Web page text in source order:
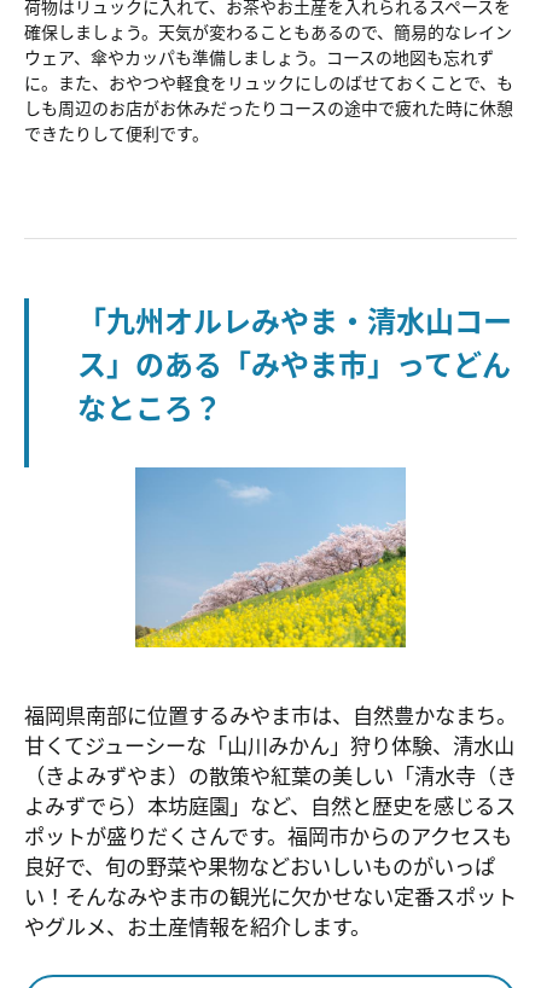
荷物はリュックに入れて、お茶やお土産を入れられるスペースを
確保しましょう。天気が変わることもあるので、簡易的なレイン
ウェア、傘やカッパも準備しましょう。コースの地図も忘れず
に。また、おやつや軽食をリュックにしのばせておくことで、も
しも周辺のお店がお休みだったりコースの途中で疲れた時に休憩
できたりして便利です。
「九州オルレみやま・清水山コー
ス」のある「みやま市」ってどん
なところ？
福岡県南部に位置するみやま市は、自然豊かなまち。
甘くてジューシーな「山川みかん」狩り体験、清水山
（きよみずやま）の散策や紅葉の美しい「清水寺（き
よみずでら）本坊庭園」など、自然と歴史を感じるス
ポットが盛りだくさんです。福岡市からのアクセスも
良好で、旬の野菜や果物などおいしいものがいっぱ
い！そんなみやま市の観光に欠かせない定番スポット
やグルメ、お土産情報を紹介します。